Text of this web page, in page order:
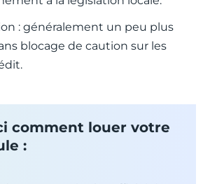
: généralement un peu plus
blocage de caution sur les
comment louer votre
: